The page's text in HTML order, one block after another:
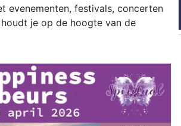
evenementen, festivals, concerten
je op de hoogte van de
culinaire events - ontdek het